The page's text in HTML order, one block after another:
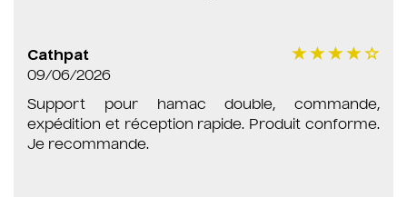
Cathpat
09/06/2026
Support pour hamac double, commande,
expédition et réception rapide. Produit conforme.
Je recommande.